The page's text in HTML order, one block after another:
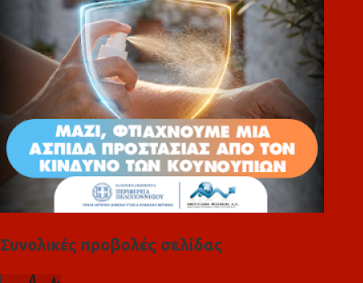
Συνολικές προβολές σελίδας